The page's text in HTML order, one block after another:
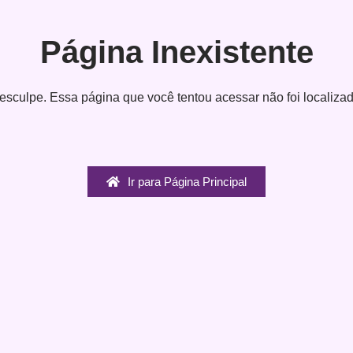
Página Inexistente
Essa página que você tentou acessar não foi
Ir para Página Principal